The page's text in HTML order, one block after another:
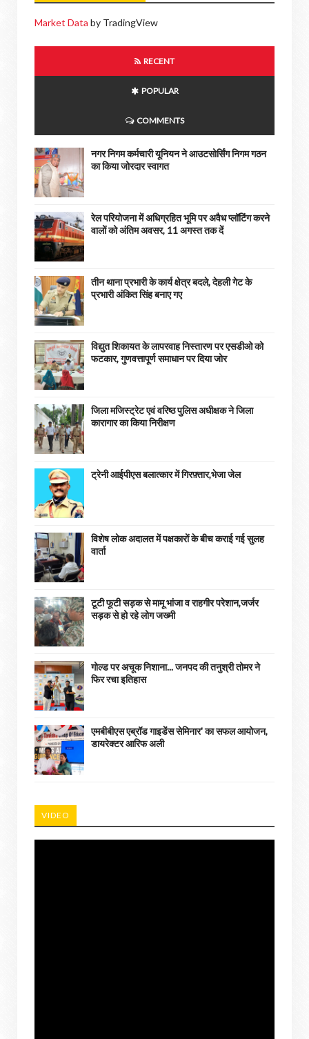
Market Data by TradingView
RECENT
POPULAR
COMMENTS
नगर निगम कर्मचारी यूनियन ने आउटसोर्सिंग निगम गठन
का किया जोरदार स्वागत
रेल परियोजना में अधिग्रहित भूमि पर अवैध प्लॉटिंग करने
वालों को अंतिम अवसर, 11 अगस्त तक दें
तीन थाना प्रभारी के कार्य क्षेत्र बदले, देहली गेट के
प्रभारी अंकित सिंह बनाए गए
विद्युत शिकायत के लापरवाह निस्तारण पर एसडीओ को
फटकार, गुणवत्तापूर्ण समाधान पर दिया जोर
जिला मजिस्ट्रेट एवं वरिष्ठ पुलिस अधीक्षक ने जिला
कारागार का किया निरीक्षण
ट्रेनी आईपीएस बलात्कार में गिरफ़्तार,भेजा जेल
विशेष लोक अदालत में पक्षकारों के बीच कराई गई सुलह
वार्ता
टूटी फूटी सड़क से मामू भांजा व राहगीर परेशान,जर्जर
सड़क से हो रहे लोग जख्मी
गोल्ड पर अचूक निशाना... जनपद की तनुश्री तोमर ने
फिर रचा इतिहास
एमबीबीएस एब्रॉड गाइडेंस सेमिनार' का सफल आयोजन,
डायरेक्टर आरिफ अली
VIDEO